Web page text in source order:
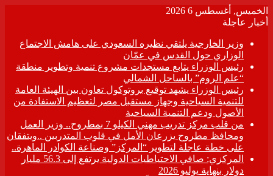
الخميس, أغسطس 6 2026
أخبار عاجلة
وزير الخارجية يلتقي نظيره السعودي على هامش الاجتماع
الوزاري حول القدس في عمّان
رئيس الوزراء يتابع مستجدات مشروع تنمية وتطوير منطقة
“علم الروم” بالساحل الشمالي
رئيس الوزراء يشهد توقيع بروتوكول تعاون بين الهيئة العامة
للتنمية السياحية وجهاز مستقبل مصر لتعظيم الاستفادة من
الأصول ودعم التنمية السياحية
من قلب مركز تدريب مهني الكيلو 7 بمطروح.. وزير العمل
ومحافظ مطروح يزرعان الأمل في قلوب المتدربين ..ويتفقان
على خطة عاجلة لتطوير “المركز” وصناعة الكوادر الماهرة..
المركزي: صافي الاحتياطيات الدولية يرتفع إلى 56.3 مليار
دولار بنهاية يوليو 2026